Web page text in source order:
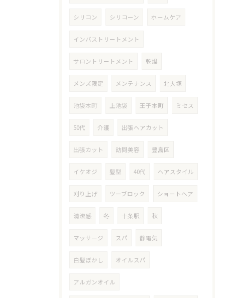
シリコン シリコーン ホームケア
インバストリートメント
サロントリートメント 乾燥
メンズ限定 メンテナンス 北大塚
池袋本町 上池袋 王子本町 ミセス
50代 介護 出張ヘアカット
出張カット 訪問美容 豊島区
イケオジ 髪型 40代 ヘアスタイル
刈り上げ ツーブロック ショートヘア
清潔感 冬 十条駅 秋
マッサージ スパ 静電気
白髪ぼかし オイルスパ
アルガンオイル